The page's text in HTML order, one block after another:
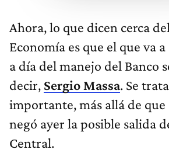
Ahora, lo que dicen cerca
Economía es que el que va
a día del manejo del Banco
decir, Sergio Massa. Se
importante, más allá de que
negó ayer la posible salida
Central.